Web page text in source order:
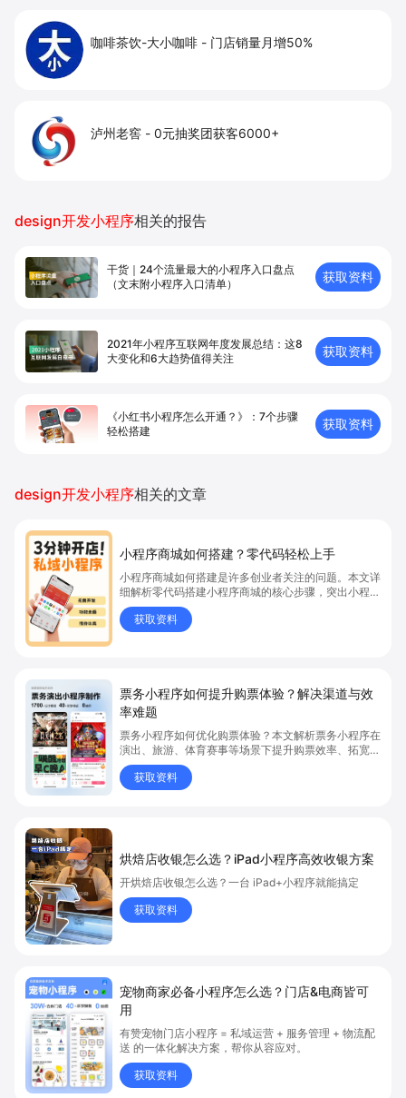
咖啡茶饮-大小咖啡 - 门店销量月增50%
泸州老窖 - 0元抽奖团获客6000+
design开发小程序相关的报告
干货｜24个流量最大的小程序入口盘点
（文末附小程序入口清单）
获取资料
2021年小程序互联网年度发展总结：这8
大变化和6大趋势值得关注
获取资料
《小红书小程序怎么开通？》：7个步骤
轻松搭建
获取资料
design开发小程序相关的文章
小程序商城如何搭建？零代码轻松上手
小程序商城如何搭建是许多创业者关注的问题。本文详
细解析零代码搭建小程序商城的核心步骤，突出小程序
商城、商城搭建与零代码开店优势，帮助你轻松实现商
品上架、全渠道销售及高效会员运营，快速开启线上卖
货新模式。点击获取详细操作指南！
获取资料
票务小程序如何提升购票体验？解决渠道与效
率难题
票务小程序如何优化购票体验？本文解析票务小程序在
演出、旅游、体育赛事等场景下提升购票效率、拓宽销
售渠道、实现会员精准营销的具体方式。关键词包括
“票务小程序”、“购票体验”、“购票效率”。
获取资料
烘焙店收银怎么选？iPad小程序高效收银方案
开烘焙店收银怎么选？一台 iPad+小程序就能搞定
获取资料
宠物商家必备小程序怎么选？门店&电商皆可
用
有赞宠物门店小程序 = 私域运营 + 服务管理 + 物流配
送 的一体化解决方案，帮你从容应对。
获取资料